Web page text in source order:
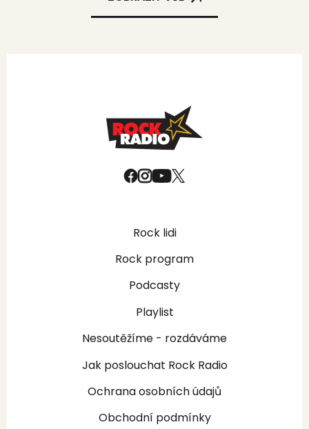
Rock lidi
Rock program
Podcasty
Playlist
Nesoutěžíme - rozdáváme
Jak poslouchat Rock Radio
Ochrana osobních údajů
Obchodní podmínky